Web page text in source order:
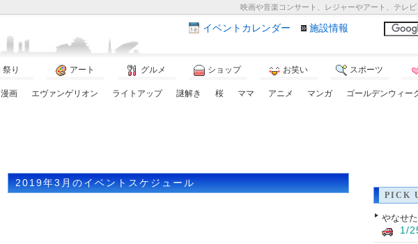
映画や音楽コンサート、レジャーやアート、テレ
イベント カレンダー 施設情報
祭り アート グルメ ショップ お笑い スポーツ
漫画 エヴァンゲリオン ライトアップ 謎解き 桜 ママ アニメ マンガ ゴールデンウィー
2019年3月のイベントスケジュール
PICK
やなせ
1/